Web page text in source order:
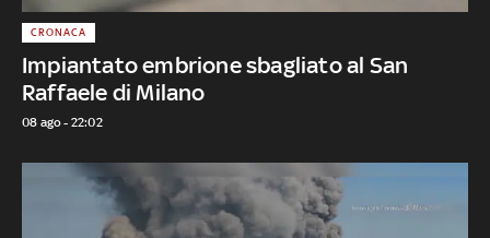
Impiantato embrione sbagliato al San
Raffaele di Milano
CRONACA
08 ago - 22:02